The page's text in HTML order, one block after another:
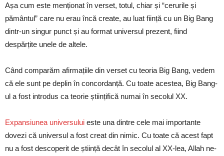
Așa cum este menționat în verset, totul, chiar și “cerurile și
pământul” care nu erau încă create, au luat ființă cu un Big Bang
dintr-un singur punct și au format universul prezent, fiind
despărțite unele de altele.
Când comparăm afirmațiile din verset cu teoria Big Bang, vedem
că ele sunt pe deplin în concordanță. Cu toate acestea, Big Bang-
ul a fost introdus ca teorie științifică numai în secolul XX.
Expansiunea universului este una dintre cele mai importante
dovezi că universul a fost creat din nimic. Cu toate că acest fapt
nu a fost descoperit de știință decât în secolul al XX-lea, Allah ne-